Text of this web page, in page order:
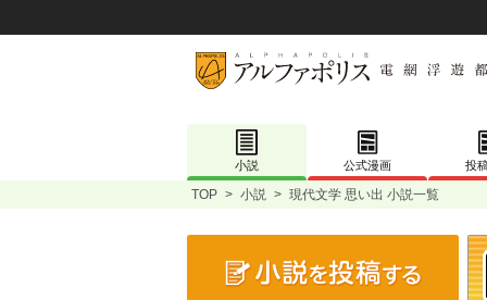
小説 公式漫画 投
TOP > 小説 > 現代文学 思い出 小説一覧